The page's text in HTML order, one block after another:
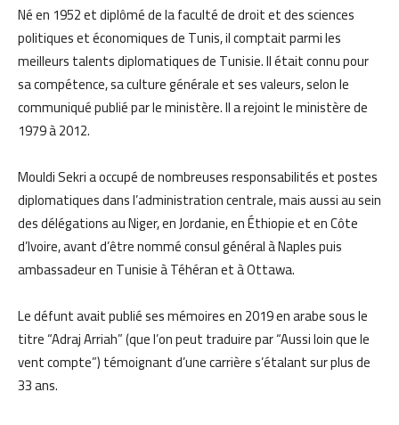
Né en 1952 et diplômé de la faculté de droit et des sciences
politiques et économiques de Tunis, il comptait parmi les
meilleurs talents diplomatiques de Tunisie. Il était connu pour
sa compétence, sa culture générale et ses valeurs, selon le
communiqué publié par le ministère. Il a rejoint le ministère de
1979 à 2012.
Mouldi Sekri a occupé de nombreuses responsabilités et postes
diplomatiques dans l’administration centrale, mais aussi au sein
des délégations au Niger, en Jordanie, en Éthiopie et en Côte
d’Ivoire, avant d’être nommé consul général à Naples puis
ambassadeur en Tunisie à Téhéran et à Ottawa.
Le défunt avait publié ses mémoires en 2019 en arabe sous le
titre “Adraj Arriah” (que l’on peut traduire par “Aussi loin que le
vent compte”) témoignant d’une carrière s’étalant sur plus de
33 ans.